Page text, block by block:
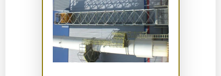
limite de peso.
Posicione a carga de forma equilibrada na
plataforma.
Utilize os controles para selecionar o andar